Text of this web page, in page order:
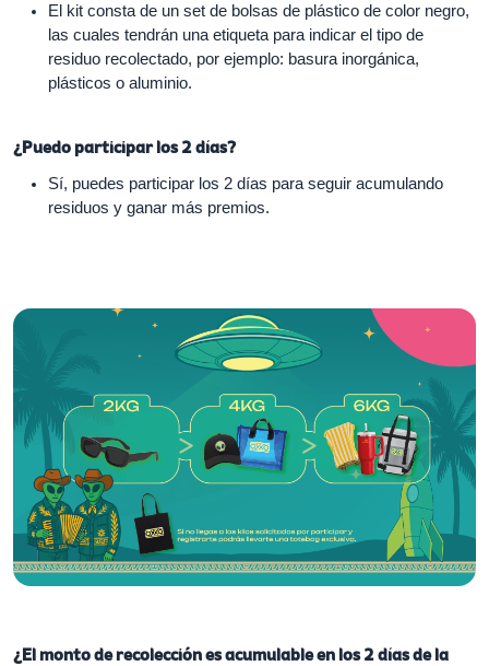
El kit consta de un set de bolsas de plástico de color negro,
las cuales tendrán una etiqueta para indicar el tipo de
residuo recolectado, por ejemplo: basura inorgánica,
plásticos o aluminio.
¿Puedo participar los 2 días?
Sí, puedes participar los 2 días para seguir acumulando
residuos y ganar más premios.
¿El monto de recolección es acumulable en los 2 días de la